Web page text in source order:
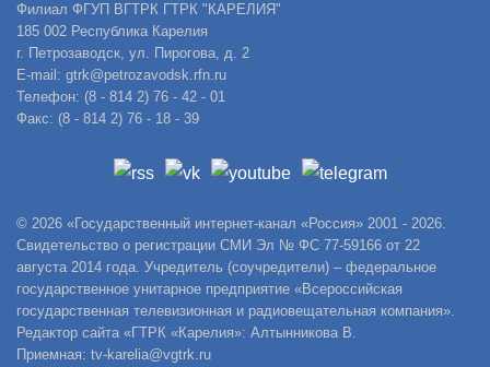
Филиал ФГУП ВГТРК ГТРК "КАРЕЛИЯ"
185 002 Республика Карелия
г. Петрозаводск, ул. Пирогова, д. 2
E-mail: gtrk@petrozavodsk.rfn.ru
Телефон: (8 - 814 2) 76 - 42 - 01
Факс: (8 - 814 2) 76 - 18 - 39
© 2026 «Государственный интернет-канал «Россия» 2001 - 2026.
Свидетельство о регистрации СМИ Эл № ФС 77-59166 от 22
августа 2014 года. Учредитель (соучредители) – федеральное
государственное унитарное предприятие «Всероссийская
государственная телевизионная и радиовещательная компания».
Редактор сайта «ГТРК «Карелия»: Алтынникова В.
Приемная: tv-karelia@vgtrk.ru